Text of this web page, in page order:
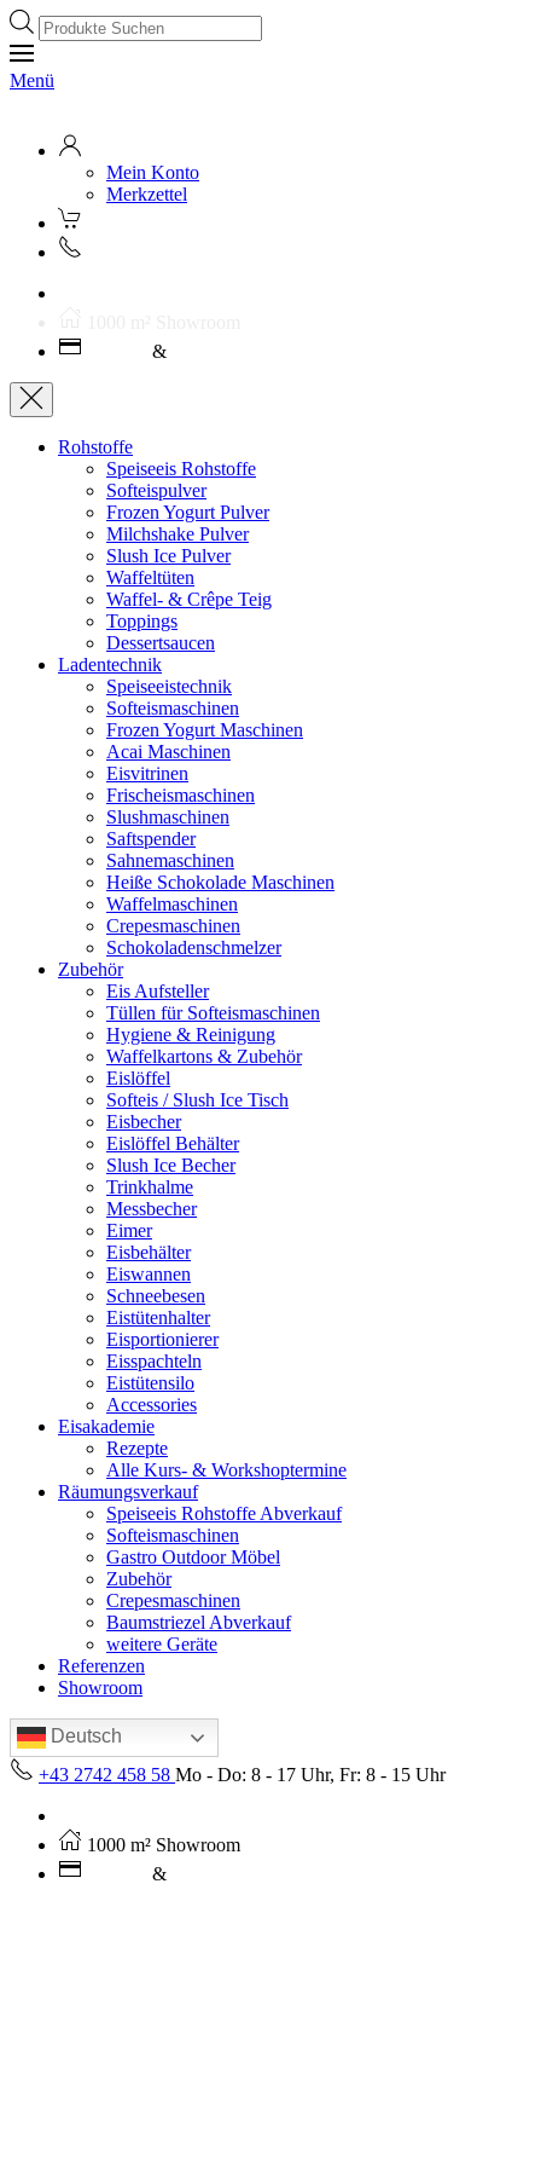
Products
search
Menü
Mein Konto
Merkzettel
&
Rohstoffe
Speiseeis Rohstoffe
Softeispulver
Frozen Yogurt Pulver
Milchshake Pulver
Slush Ice Pulver
Waffeltüten
Waffel- & Crêpe Teig
Toppings
Dessertsaucen
Ladentechnik
Speiseeistechnik
Softeismaschinen
Frozen Yogurt Maschinen
Acai Maschinen
Eisvitrinen
Frischeismaschinen
Slushmaschinen
Saftspender
Sahnemaschinen
Heiße Schokolade Maschinen
Waffelmaschinen
Crepesmaschinen
Schokoladenschmelzer
Zubehör
Eis Aufsteller
Tüllen für Softeismaschinen
Hygiene & Reinigung
Waffelkartons & Zubehör
Eislöffel
Softeis / Slush Ice Tisch
Eisbecher
Eislöffel Behälter
Slush Ice Becher
Trinkhalme
Messbecher
Eimer
Eisbehälter
Eiswannen
Schneebesen
Eistütenhalter
Eisportionierer
Eisspachteln
Eistütensilo
Accessories
Eisakademie
Rezepte
Alle Kurs- & Workshoptermine
Räumungsverkauf
Speiseeis Rohstoffe Abverkauf
Softeismaschinen
Gastro Outdoor Möbel
Zubehör
Crepesmaschinen
Baumstriezel Abverkauf
weitere Geräte
Referenzen
Showroom
Deutsch
+43 2742 458 58 Mo - Do: 8 - 17 Uhr, Fr: 8 - 15 Uhr
1000 m² Showroom
&